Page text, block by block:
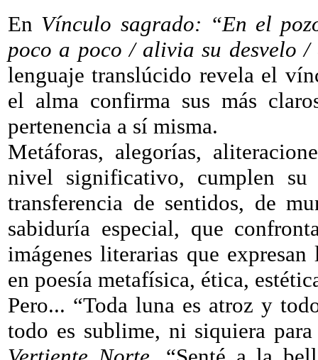
En Vínculo sagrado: “En el
poco a poco / alivia su desvelo /
lenguaje translúcido revela el
el alma confirma sus más
pertenencia a sí misma.
Metáforas, alegorías,
nivel significativo, cumplen
transferencia de sentidos, de
sabiduría especial, que
imágenes literarias que
en poesía metafísica, ética,
Pero... “Toda luna es atroz y
todo es sublime, ni siquiera